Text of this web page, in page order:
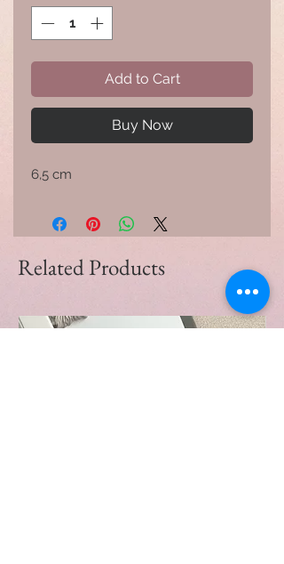
Add to Cart
Buy Now
6,5 cm
Related Products